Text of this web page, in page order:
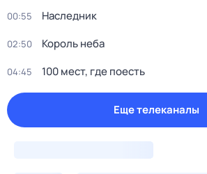
00:55 Наследник
02:50 Король неба
04:45 100 мест, гдe поеcть
Еще телеканалы